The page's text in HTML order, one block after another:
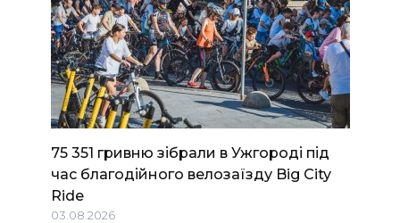
75 351 гривню зібрали в Ужгороді під
час благодійного велозаїзду Big Сity
Ride
03.08.2026